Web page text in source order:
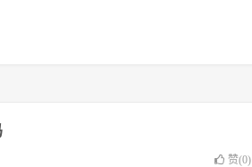
赞(0)